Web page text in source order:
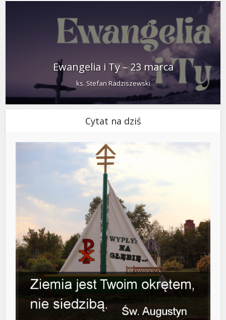
Ewangelia i Ty – 23 marca
ks. Stefan Radziszewski
Cytat na dziś